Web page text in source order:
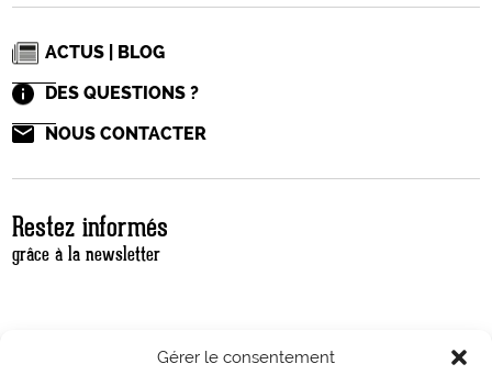
Gérer le consentement
ACTUS | BLOG
DES QUESTIONS ?
NOUS CONTACTER
Restez informés
grâce à la newsletter